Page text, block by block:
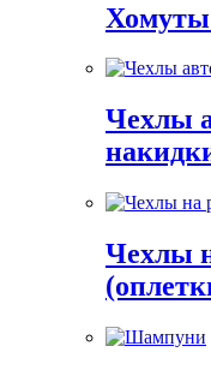
Хомуты
Чехлы
Чехлы